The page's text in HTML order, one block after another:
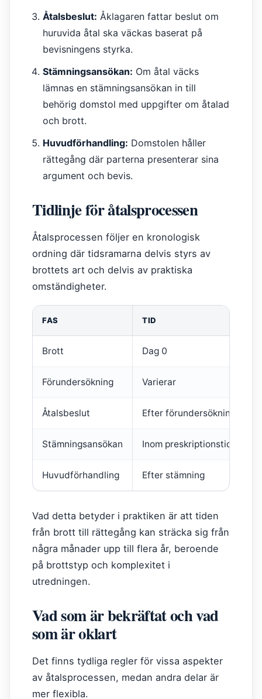
Åtalsbeslut: Åklagaren fattar beslut om
huruvida åtal ska väckas baserat på
bevisningens styrka.
Stämningsansökan: Om åtal väcks
lämnas en stämningsansökan in till
behörig domstol med uppgifter om åtalad
och brott.
Huvudförhandling: Domstolen håller
rättegång där parterna presenterar sina
argument och bevis.
Tidlinje för åtalsprocessen
Åtalsprocessen följer en kronologisk
ordning där tidsramarna delvis styrs av
brottets art och delvis av praktiska
omständigheter.
FAS TID
Brott Dag 0
Förundersökning Varierar
Åtalsbeslut Efter förundersökning
Stämningsansökan Inom preskriptionstid
Huvudförhandling Efter stämning
Vad detta betyder i praktiken är att tiden
från brott till rättegång kan sträcka sig från
några månader upp till flera år, beroende
på brottstyp och komplexitet i
utredningen.
Vad som är bekräftat och vad
som är oklart
Det finns tydliga regler för vissa aspekter
av åtalsprocessen, medan andra delar är
mer flexibla.